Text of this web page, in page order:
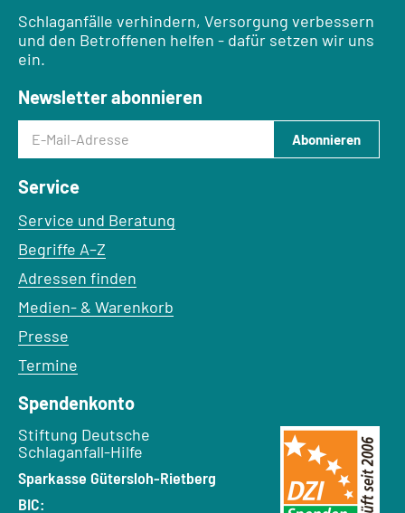
Schlaganfälle verhindern, Versorgung verbessern
und den Betroffenen helfen - dafür setzen wir uns
ein.
Newsletter abonnieren
E-Mail-Adresse
Abonnieren
Service
Service und Beratung
Begriffe A–Z
Adressen finden
Medien- & Warenkorb
Presse
Termine
Spendenkonto
Empfänger:
Stiftung Deutsche
Schlaganfall-Hilfe
Bank:
Sparkasse Gütersloh-Rietberg
BIC: